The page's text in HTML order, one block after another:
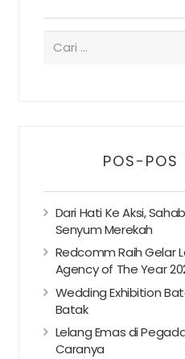
POS-POS
Dari Hati Ke Aksi,
Senyum Merekah
Redcomm Raih Gelar
Agency of The Year
Wedding Exhibition
Batak
Lelang Emas di
Caranya